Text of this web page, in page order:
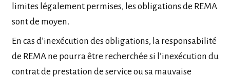
limites légalement permises, les obligations de REMA
sont de moyen.
En cas d’inexécution des obligations, la responsabilité
de REMA ne pourra être recherchée si l’inexécution du
contrat de prestation de service ou sa mauvaise